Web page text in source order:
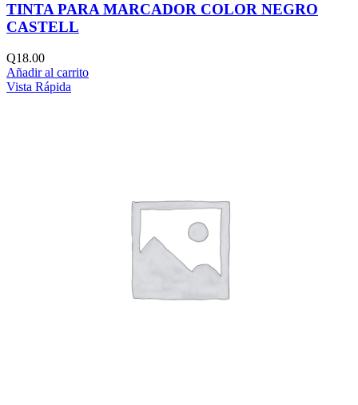
TINTA PARA MARCADOR COLOR NEGRO
CASTELL
Q18.00
Añadir al carrito
Vista Rápida